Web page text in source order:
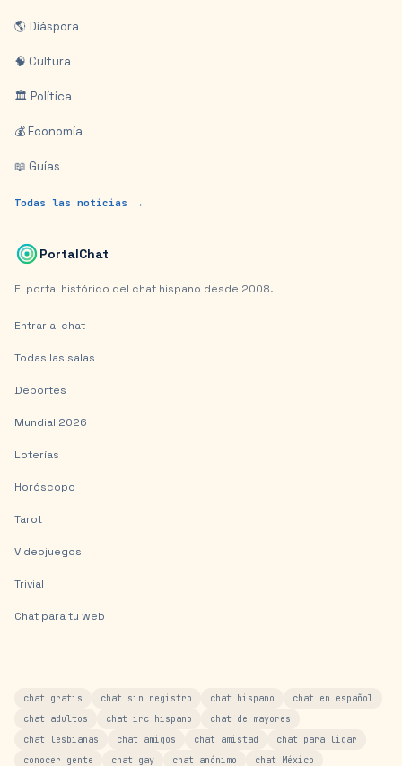
🌎 Diáspora
🧠 Cultura
🏛️ Política
💰 Economía
📖 Guías
Todas las noticias →
PortalChat
El portal histórico del chat hispano desde 2008.
Entrar al chat
Todas las salas
Deportes
Mundial 2026
Loterías
Horóscopo
Tarot
Videojuegos
Trivial
Chat para tu web
chat gratis chat sin registro chat hispano
chat en español
chat adultos
chat irc hispano
chat de mayores
chat lesbianas
chat amigos chat amistad
chat para ligar
conocer gente
chat gay chat anónimo chat México